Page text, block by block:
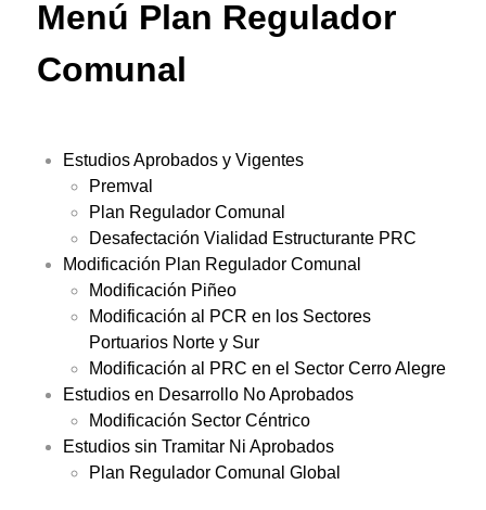
Menú Plan Regulador
Comunal
Estudios Aprobados y Vigentes
Premval
Plan Regulador Comunal
Desafectación Vialidad Estructurante PRC
Modificación Plan Regulador Comunal
Modificación Piñeo
Modificación al PCR en los Sectores
Portuarios Norte y Sur
Modificación al PRC en el Sector Cerro Alegre
Estudios en Desarrollo No Aprobados
Modificación Sector Céntrico
Estudios sin Tramitar Ni Aprobados
Plan Regulador Comunal Global